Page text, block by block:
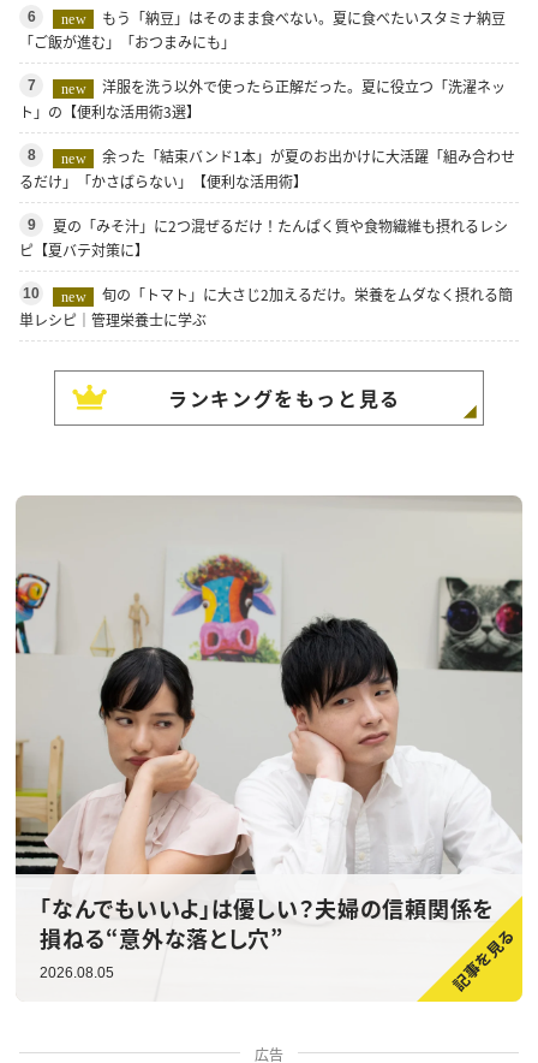
6 new
もう「納豆」はそのまま食べない。夏に食べたいスタミナ納豆
「ご飯が進む」「おつまみにも」
7 new
洋服を洗う以外で使ったら正解だった。夏に役立つ「洗濯ネッ
ト」の【便利な活用術3選】
8 new
余った「結束バンド1本」が夏のお出かけに大活躍「組み合わせ
るだけ」「かさばらない」【便利な活用術】
9
夏の「みそ汁」に2つ混ぜるだけ！たんぱく質や食物繊維も摂れるレシ
ピ【夏バテ対策に】
10 new
旬の「トマト」に大さじ2加えるだけ。栄養をムダなく摂れる簡
単レシピ｜管理栄養士に学ぶ
ランキングをもっと見る
「なんでもいいよ」は優しい？夫婦の信頼関係を
損ねる“意外な落とし穴”
2026.08.05
広告